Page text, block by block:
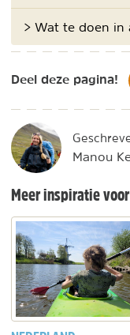
> Wat te doen in
Deel deze pagina!
Manou
Meer inspiratie